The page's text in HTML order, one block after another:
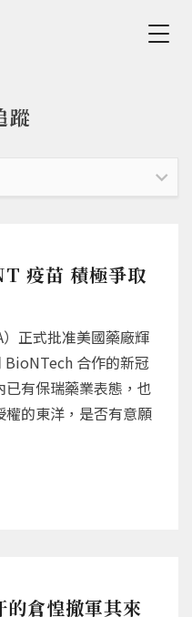
content
蹤
疫苗 積極爭取
正式批准美國藥廠輝
合作的新冠
有保瑞藥業表態，也
的東洋，是否有意願
的倉惶撤軍其來